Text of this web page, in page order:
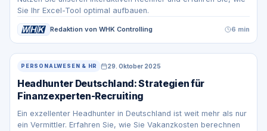
Sie Ihr Excel-Tool optimal aufbauen.
Redaktion von WHK Controlling 6 min
PERSONALWESEN & HR 29. Oktober 2025
Headhunter Deutschland: Strategien für
Finanzexperten-Recruiting
Ein exzellenter Headhunter in Deutschland ist weit mehr als nur
ein Vermittler. Erfahren Sie, wie Sie Vakanzkosten berechnen